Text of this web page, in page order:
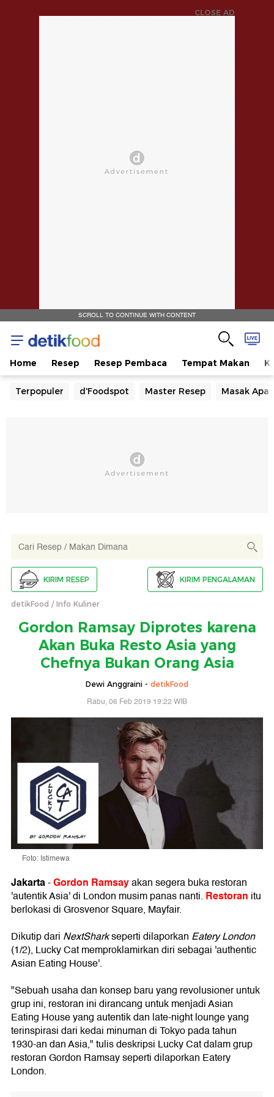
CLOSE AD
SCROLL TO CONTINUE WITH CONTENT
Home Resep Resep Pembaca Tempat Makan
Terpopuler d'Foodspot Master Resep Masak Apa
KIRIM RESEP KIRIM PENGALAMAN
detikFood Info Kuliner
Gordon Ramsay Diprotes karena
Akan Buka Resto Asia yang
Chefnya Bukan Orang Asia
Dewi Anggraini - detikFood
Rabu, 06 Feb 2019 19:22 WIB
Foto: Istimewa
Jakarta-Gordon Ramsayakan segera buka restoran
'autentik Asia' di London musim panas nanti. Restoran itu
berlokasi di Grosvenor Square, Mayfair.
Dikutip dari NextSharkseperti dilaporkan Eatery London
(1/2), Lucky Cat memproklamirkan diri sebagai 'authentic
Asian Eating House'.
"Sebuah usaha dan konsep baru yang revolusioner untuk
grup ini, restoran ini dirancang untuk menjadi Asian
Eating House yang autentik dan late-night lounge yang
terinspirasi dari kedai minuman di Tokyo pada tahun
1930-an dan Asia," tulis deskripsi Lucky Cat dalam grup
restoran Gordon Ramsay seperti dilaporkan Eatery
London.